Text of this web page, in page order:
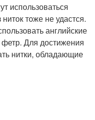
использоваться
тоже не удастся.
английские
Для достижения
нитки, обладающие